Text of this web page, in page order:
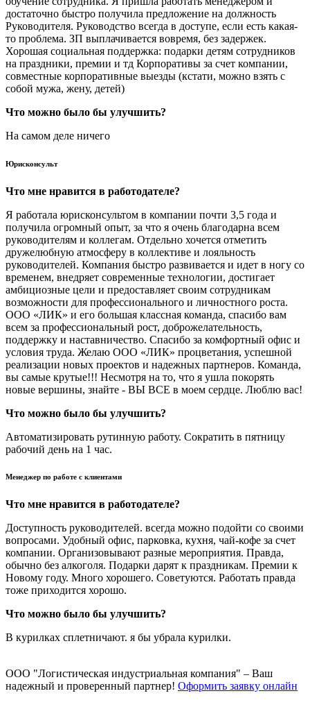
достаточно быстро получила предложение на должность
Руководителя. Руководство всегда в доступе, если есть какая-
то проблема. ЗП выплачивается вовремя, без задержек.
Хорошая социальная поддержка: подарки детям сотрудников
на праздники, премии и тд Корпоративы за счет компании,
совместные корпоративные выезды (кстати, можно взять с
собой мужа, жену, детей)
Что можно было бы улучшить?
На самом деле ничего
Юрисконсульт
Что мне нравится в работодателе?
Я работала юрисконсультом в компании почти 3,5 года и
получила огромный опыт, за что я очень благодарна всем
руководителям и коллегам. Отдельно хочется отметить
дружелюбную атмосферу в коллективе и лояльность
руководителей. Компания быстро развивается и идет в ногу со
временем, внедряет современные технологии, достигает
амбициозные цели и предоставляет своим сотрудникам
возможности для профессионального и личностного роста.
ООО «ЛИК» и его большая классная команда, спасибо вам
всем за профессиональный рост, доброжелательность,
поддержку и наставничество. Спасибо за комфортный офис и
условия труда. Желаю ООО «ЛИК» процветания, успешной
реализации новых проектов и надежных партнеров. Команда,
вы самые крутые!!! Несмотря на то, что я ушла покорять
новые вершины, знайте - ВЫ ВСЕ в моем сердце. Люблю вас!
Что можно было бы улучшить?
Автоматизировать рутинную работу. Сократить в пятницу
рабочий день на 1 час.
Менеджер по работе с клиентами
Что мне нравится в работодателе?
Доступность руководителей. всегда можно подойти со своими
вопросами. Удобный офис, парковка, кухня, чай-кофе за счет
компании. Организовывают разные мероприятия. Правда,
обычно без алкоголя. Подарки дарят к праздникам. Премии к
Новому году. Много хорошего. Советуются. Работать правда
тоже приходится хорошо.
Что можно было бы улучшить?
В курилках сплетничают. я бы убрала курилки.
ООО "Логистическая индустриальная компания" – Ваш
надежный и проверенный партнер! Оформить заявку онлайн